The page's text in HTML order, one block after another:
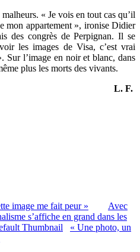
« Je vois en tout cas qu’il
mon appartement », ironise Didier
des congrès de Perpignan. Il se
les images de Visa, c’est vrai
Sur l’image en noir et blanc, dans
plus les morts des vivants.
L. F.
image me fait peur »
Avec
s’affiche en grand dans les
« Une photo, un